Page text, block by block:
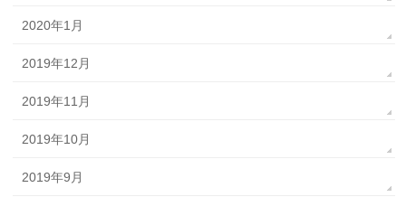
2020年1月
2019年12月
2019年11月
2019年10月
2019年9月